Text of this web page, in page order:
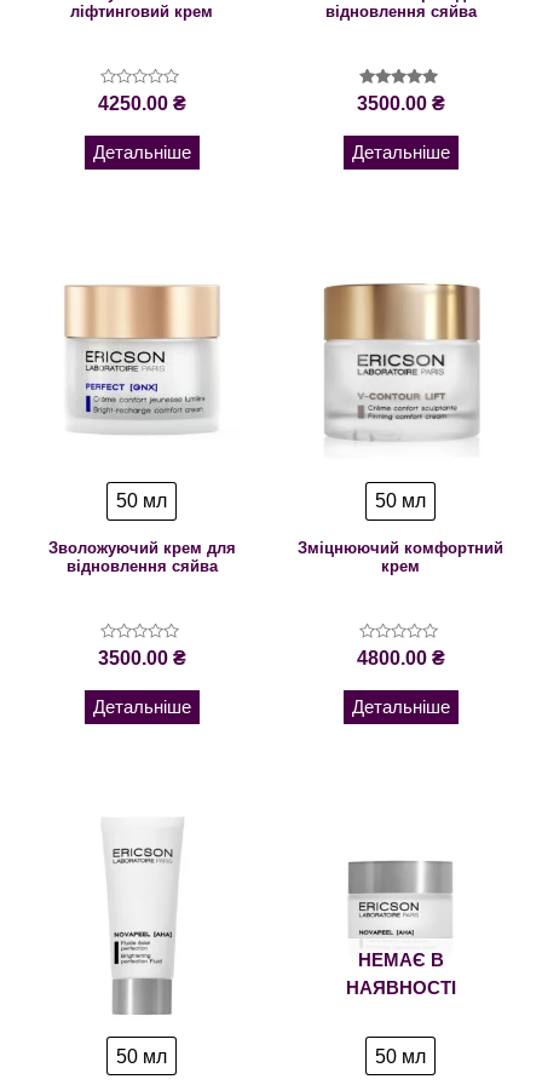
ліфтинговий крем
Оцінено
в
5
4250.00 ₴
Детальніше
відновлення сяйва
Оцінено в
5.00
3500.00 ₴
Детальніше
50 мл
Зволожуючий крем для
відновлення сяйва
Оцінено
в
5
3500.00 ₴
Детальніше
50 мл
Зміцнюючий комфортний
крем
Оцінено
в
5
4800.00 ₴
Детальніше
50 мл
НЕМАЄ В
НАЯВНОСТІ
50 мл